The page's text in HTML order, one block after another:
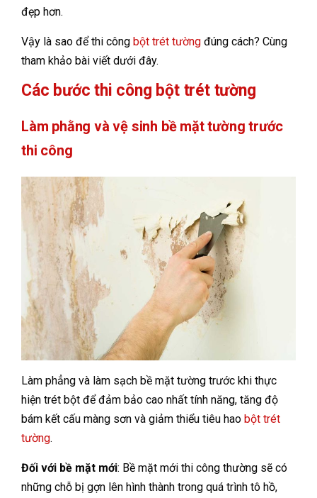
đẹp hơn.
Vậy là sao để thi công bột trét tường đúng cách? Cùng
tham khảo bài viết dưới đây.
Các bước thi công bột trét tường
Làm phằng và vệ sinh bề mặt tường trước
thi công
Làm phẳng và làm sạch bề mặt tường trước khi thực
hiện trét bột để đảm bảo cao nhất tính năng, tăng độ
bám kết cấu màng sơn và giảm thiểu tiêu hao bột trét
tường.
Đối với bề mặt mới: Bề mặt mới thi công thường sẽ có
những chỗ bị gợn lên hình thành trong quá trình tô hồ,